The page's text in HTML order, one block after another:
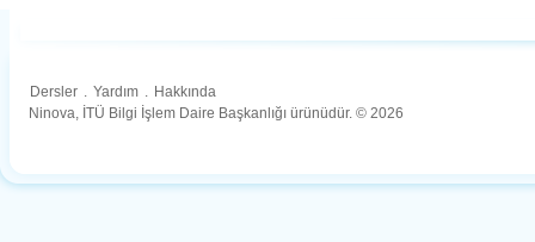
Dersler . Yardım . Hakkında
Ninova, İTÜ Bilgi İşlem Daire Başkanlığı ürünüdür. © 2026